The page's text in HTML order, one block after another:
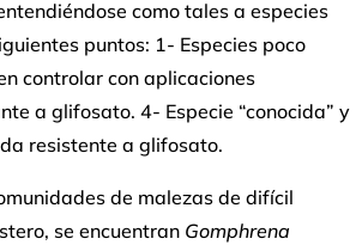
como tales a especies
puntos: 1- Especies poco
controlar con aplicaciones
a glifosato. 4- Especie “conocida” y
resistente a glifosato.
de malezas de difícil
se encuentran Gomphrena